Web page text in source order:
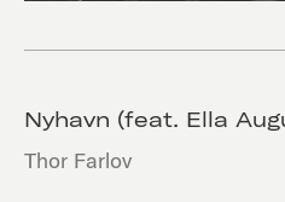
Nyhavn (feat. Ella
Thor Farlov